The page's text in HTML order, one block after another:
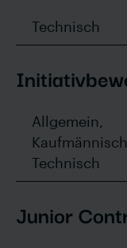
Technisch
Allgemein,
Technisch
Junior